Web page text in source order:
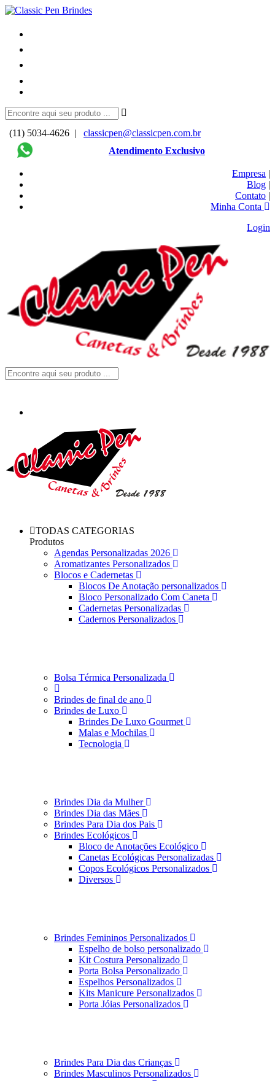
(11) 5034-4626 |
classicpen@classicpen.com.br
Atendimento Exclusivo
Empresa |
Blog |
Contato |
Minha Conta
Login
TODAS CATEGORIAS
Produtos
Agendas Personalizadas 2026
Aromatizantes Personalizados
Blocos e Cadernetas
Blocos De Anotação personalizados
Bloco Personalizado Com Caneta
Cadernetas Personalizadas
Cadernos Personalizados
Bolsa Térmica Personalizada
Brindes de final de ano
Brindes de Luxo
Brindes De Luxo Gourmet
Malas e Mochilas
Tecnologia
Brindes Dia da Mulher
Brindes Dia das Mães
Brindes Para Dia dos Pais
Brindes Ecológicos
Bloco de Anotações Ecológico
Canetas Ecológicas Personalizadas
Copos Ecológicos Personalizados
Diversos
Brindes Femininos Personalizados
Espelho de bolso personalizado
Kit Costura Personalizado
Porta Bolsa Personalizado
Espelhos Personalizados
Kits Manicure Personalizados
Porta Jóias Personalizados
Brindes Para Dia das Crianças
Brindes Masculinos Personalizados